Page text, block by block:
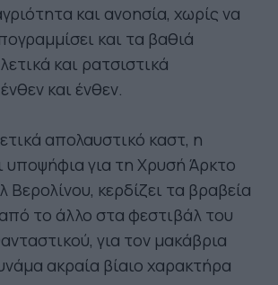
και ανοησία, χωρίς να
και τα βαθιά
και ρατσιστικά
και ένθεν.
απολαυστικό καστ, η
υποψήφια για τη Χρυσή Άρκτο
Βερολίνου, κερδίζει τα βραβεία
το άλλο στα φεστιβάλ του
για τον μακάβρια
ακραία βίαιο χαρακτήρα